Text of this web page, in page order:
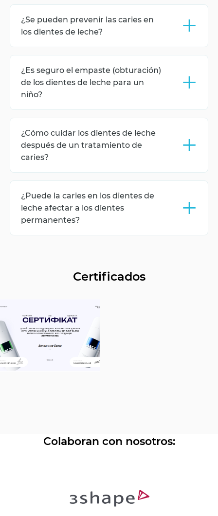
casos excepcionales, la extracción del diente si
existe un daño severo.
¿Se pueden prevenir las caries en
los dientes de leche?
+
azúcar y las visitas periódicas al dentista ayudarán
a prevenir la caries.
¿Es seguro el empaste (obturación)
de los dientes de leche para un
niño?
+
dental hasta su recambio natural por el diente
permanente, evitando así complicaciones.
¿Cómo cuidar los dientes de leche
después de un tratamiento de
caries?
+
limitación de bebidas y alimentos azucarados.
¿Puede la caries en los dientes de
leche afectar a los dientes
permanentes?
+
Certificados
Colaboran con nosotros: